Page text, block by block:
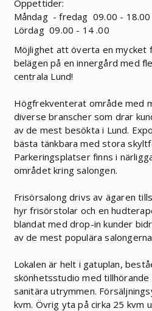
Öppettider:
Måndag - fredag 09.00 - 18.00
Lördag 09.00 - 14 .00
Möjlighet att överta en mycket
belägen på en innergård med
centrala Lund!
Högfrekventerat område med
diverse branscher som drar
av de mest besökta i Lund.
bästa tänkbara med stora
Parkeringsplatser finns i
området kring salongen.
Frisörsalong drivs av ägaren
hyr frisörstolar och en
blandat med drop-in kunder
av de mest populära
Lokalen är helt i gatuplan,
skönhetsstudio med tillhörande
sanitära utrymmen.
kvm. Övrig yta på cirka 25 kvm